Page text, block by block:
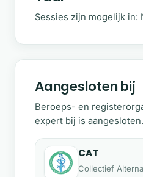
Life coach
Hypnotherapeut
Mental coach
DISC coach
Wat maakt mijn
onderscheidend?
Ik werk met korte en
Sessies zijn mogelijk in:
Aangesloten bij
Beroeps- en
expert bij is aangesloten.
CAT
Collectief